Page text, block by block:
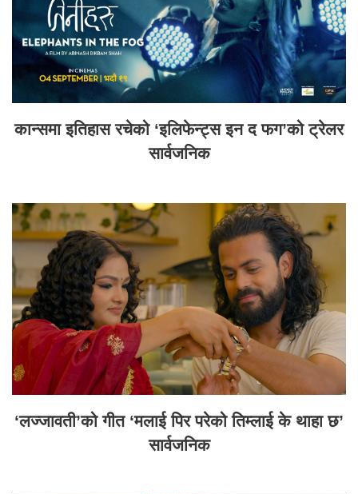
कान्समा इतिहास रचेको ‘इलिफेन्ट्स इन द फग’को ट्रेलर
सार्वजनिक
‘लज्जावती’को गीत ‘मलाई पिर परेको तिम्लाई के थाहा छ’
सार्वजनिक